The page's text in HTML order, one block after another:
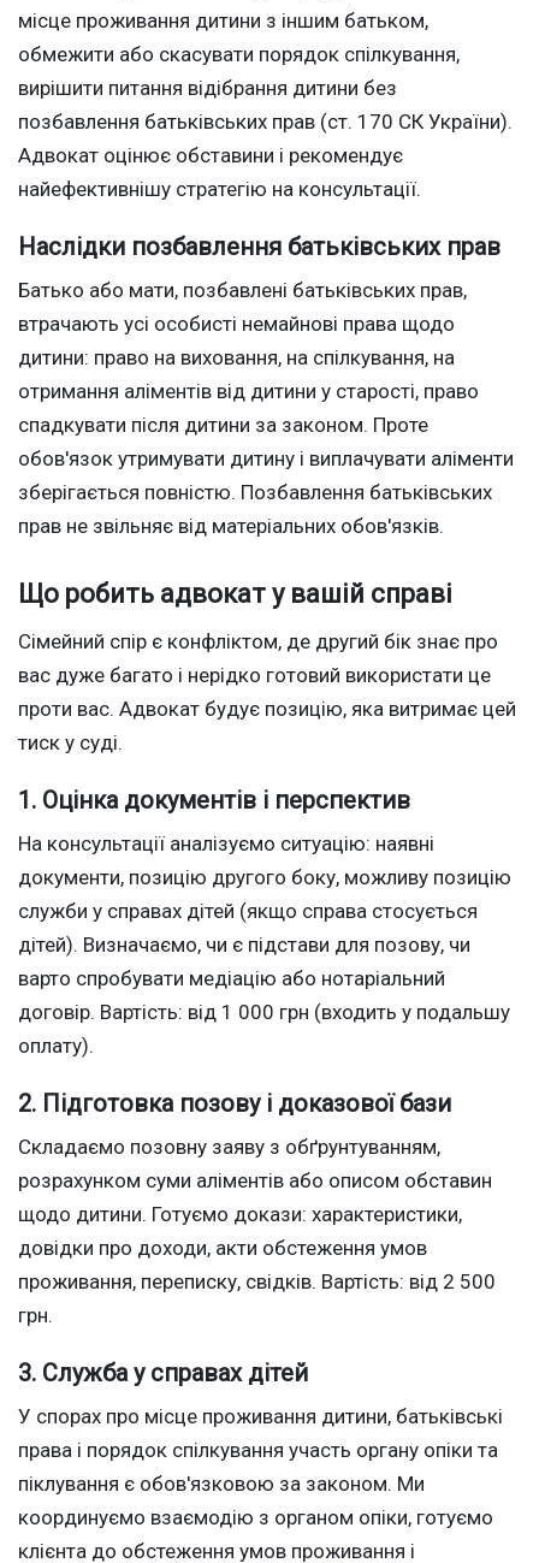
місце проживання дитини з іншим батьком,
обмежити або скасувати порядок спілкування,
вирішити питання відібрання дитини без
позбавлення батьківських прав (ст. 170 СК України).
Адвокат оцінює обставини і рекомендує
найефективнішу стратегію на консультації.
Наслідки позбавлення батьківських прав
Батько або мати, позбавлені батьківських прав,
втрачають усі особисті немайнові права щодо
дитини: право на виховання, на спілкування, на
отримання аліментів від дитини у старості, право
спадкувати після дитини за законом. Проте
обов'язок утримувати дитину і виплачувати аліменти
зберігається повністю. Позбавлення батьківських
прав не звільняє від матеріальних обов'язків.
Що робить адвокат у вашій справі
Сімейний спір є конфліктом, де другий бік знає про
вас дуже багато і нерідко готовий використати це
проти вас. Адвокат будує позицію, яка витримає цей
тиск у суді.
1. Оцінка документів і перспектив
На консультації аналізуємо ситуацію: наявні
документи, позицію другого боку, можливу позицію
служби у справах дітей (якщо справа стосується
дітей). Визначаємо, чи є підстави для позову, чи
варто спробувати медіацію або нотаріальний
договір. Вартість: від 1 000 грн (входить у подальшу
оплату).
2. Підготовка позову і доказової бази
Складаємо позовну заяву з обґрунтуванням,
розрахунком суми аліментів або описом обставин
щодо дитини. Готуємо докази: характеристики,
довідки про доходи, акти обстеження умов
проживання, переписку, свідків. Вартість: від 2 500
грн.
3. Служба у справах дітей
У спорах про місце проживання дитини, батьківські
права і порядок спілкування участь органу опіки та
піклування є обов'язковою за законом. Ми
координуємо взаємодію з органом опіки, готуємо
клієнта до обстеження умов проживання і